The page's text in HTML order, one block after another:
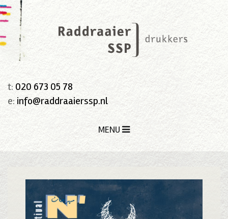
t: 020 673 05 78
e: info@raddraaierssp.nl
MENU